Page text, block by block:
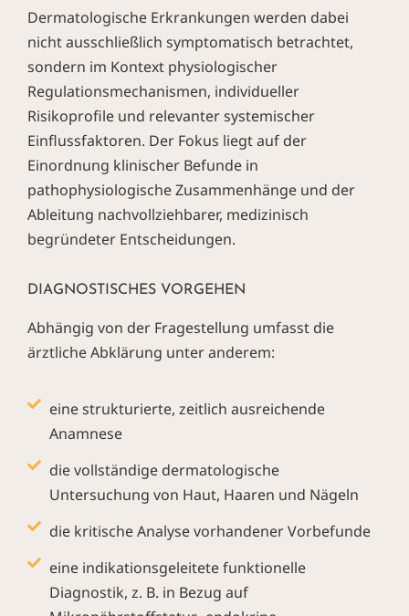
Dermatologische Erkrankungen werden dabei
nicht ausschließlich symptomatisch betrachtet,
sondern im Kontext physiologischer
Regulationsmechanismen, individueller
Risikoprofile und relevanter systemischer
Einflussfaktoren. Der Fokus liegt auf der
Einordnung klinischer Befunde in
pathophysiologische Zusammenhänge und der
Ableitung nachvollziehbarer, medizinisch
begründeter Entscheidungen.
DIAGNOSTISCHES VORGEHEN
Abhängig von der Fragestellung umfasst die
ärztliche Abklärung unter anderem:
eine strukturierte, zeitlich ausreichende
Anamnese
die vollständige dermatologische
Untersuchung von Haut, Haaren und Nägeln
die kritische Analyse vorhandener Vorbefunde
eine indikationsgeleitete funktionelle
Diagnostik, z. B. in Bezug auf